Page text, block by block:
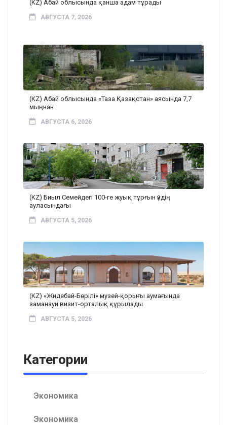
(KZ) Абай облысында қанша адам тұрады
АВГУСТА 7, 2026
(KZ) Абай облысында «Таза Қазақстан» аясында 7,7
мыңнан
АВГУСТА 6, 2026
(KZ) Биыл Семейдегі 100-ге жуық тұрғын үйдің
ауласындағы
АВГУСТА 5, 2026
(KZ) «Жидебай-Бөрілі» музей-қорығы аумағында
заманауи визит-орталық құрылады
АВГУСТА 5, 2026
Категории
Экономика
Экономика